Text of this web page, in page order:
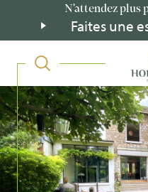
N'attendez plus
Faites une